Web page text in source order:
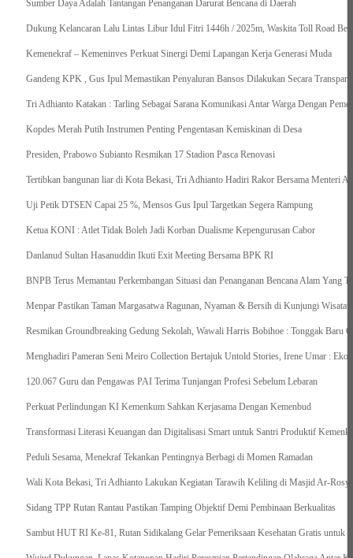
Sumber Daya Adalah Tantangan Penanganan Darurat Bencana di Daerah
Dukung Kelancaran Lalu Lintas Libur Idul Fitri 1446h / 2025m, Waskita Toll Road
Kemenekraf – Kemeninves Perkuat Sinergi Demi Lapangan Kerja Generasi Muda
Gandeng KPK , Gus Ipul Memastikan Penyaluran Bansos Dilakukan Secara Transparan
Tri Adhianto Katakan : Tarling Sebagai Sarana Komunikasi Antar Warga Dengan
Kopdes Merah Putih Instrumen Penting Pengentasan Kemiskinan di Desa
Presiden, Prabowo Subianto Resmikan 17 Stadion Pasca Renovasi
Tertibkan bangunan liar di Kota Bekasi, Tri Adhianto Hadiri Rakor Bersama Menteri
Uji Petik DTSEN Capai 25 %, Mensos Gus Ipul Targetkan Segera Rampung
Ketua KONI : Atlet Tidak Boleh Jadi Korban Dualisme Kepengurusan Cabor
Danlanud Sultan Hasanuddin Ikuti Exit Meeting Bersama BPK RI
BNPB Terus Memantau Perkembangan Situasi dan Penanganan Bencana Alam Yang
Menpar Pastikan Taman Margasatwa Ragunan, Nyaman & Bersih di Kunjungi
Resmikan Groundbreaking Gedung Sekolah, Wawali Harris Bobihoe : Tonggak Baru
Menghadiri Pameran Seni Meiro Collection Bertajuk Untold Stories, Irene Umar :
120.067 Guru dan Pengawas PAI Terima Tunjangan Profesi Sebelum Lebaran
Perkuat Perlindungan KI Kemenkum Sahkan Kerjasama Dengan Kemenbud
Transformasi Literasi Keuangan dan Digitalisasi Smart untuk Santri Produktif
Peduli Sesama, Menekraf Tekankan Pentingnya Berbagi di Momen Ramadan
Wali Kota Bekasi, Tri Adhianto Lakukan Kegiatan Tarawih Keliling di Masjid Ar-
Sidang TPP Rutan Rantau Pastikan Tamping Objektif Demi Pembinaan Berkualitas
Sambut HUT RI Ke-81, Rutan Sidikalang Gelar Pemeriksaan Kesehatan Gratis untuk